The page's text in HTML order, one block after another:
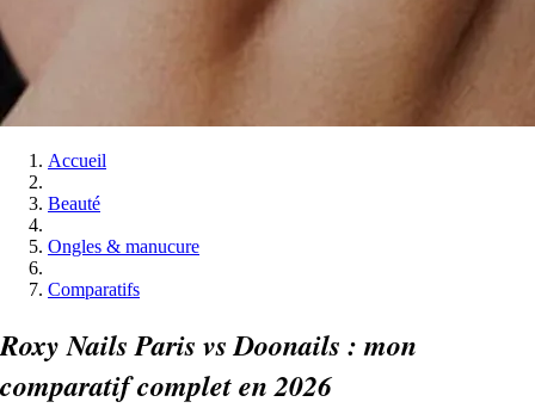
Accueil
Beauté
Ongles & manucure
Comparatifs
Roxy Nails Paris vs Doonails : mon
comparatif complet en 2026